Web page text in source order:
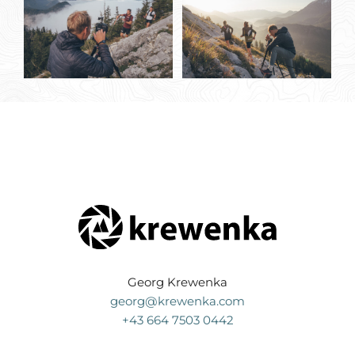
Georg Krewenka
georg@krewenka.com
+43 664 7503 0442